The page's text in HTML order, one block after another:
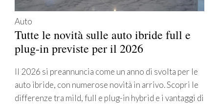
Auto
Tutte le novità sulle auto ibride full e
plug-in previste per il 2026
Il 2026 si preannuncia come un anno di svolta per le
auto ibride, con numerose novità in arrivo. Scopri le
differenze tra mild, full e plug-in hybrid e i vantaggi di